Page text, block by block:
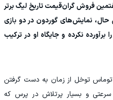
فروش گران‌قیمت تاریخ لیگ برتر
حال، نمایش‌های گوردون در دو بازی
۲۰۲۶، انتظارات را برآورده نکرده و جایگاه او در ترکیب
توماس توخل از زمان به دست گرفتن
سرعتی و بسیار پرتلاش در پرس که